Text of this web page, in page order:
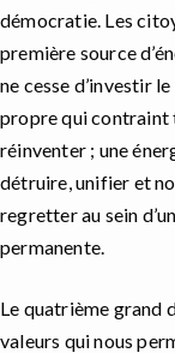
démocratie. Les
première source
ne cesse d’investir
propre qui contraint
réinventer ; une
détruire, unifier et
regretter au sein
permanente.
Le quatrième grand
valeurs qui nous